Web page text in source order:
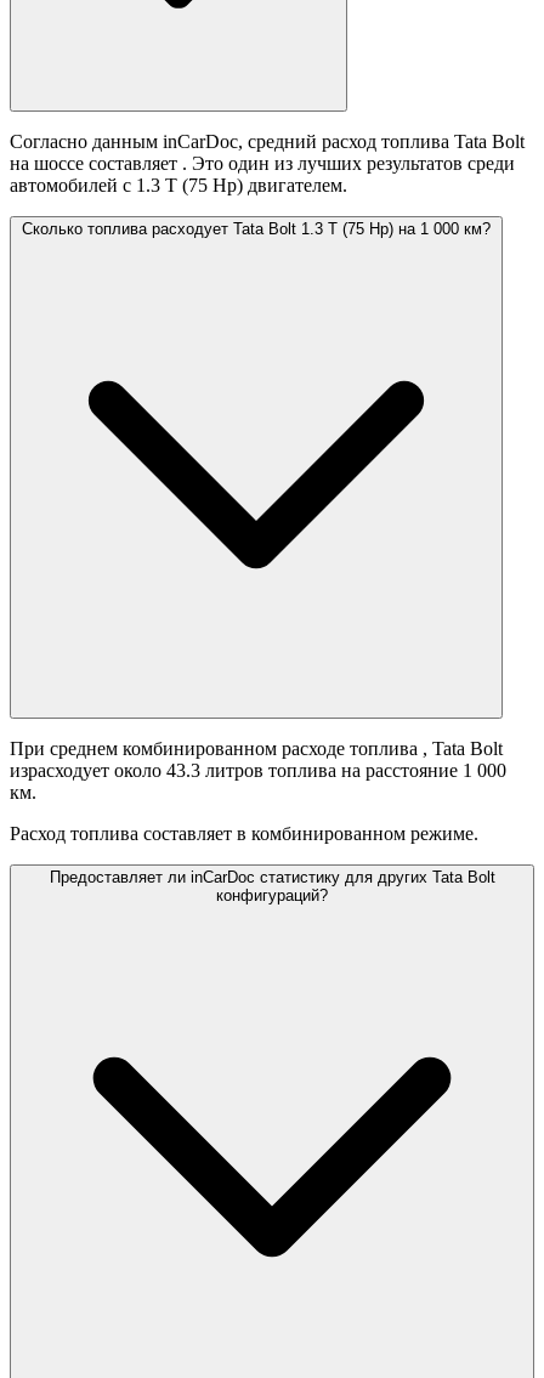
Согласно данным inCarDoc, средний расход топлива Tata Bolt
на шоссе составляет . Это один из лучших результатов среди
автомобилей с 1.3 T (75 Hp) двигателем.
Сколько топлива расходует Tata Bolt 1.3 T (75 Hp) на 1 000 км?
При среднем комбинированном расходе топлива , Tata Bolt
израсходует около 43.3 литров топлива на расстояние 1 000
км.
Расход топлива составляет в комбинированном режиме.
Предоставляет ли inCarDoc статистику для других Tata Bolt
конфигураций?